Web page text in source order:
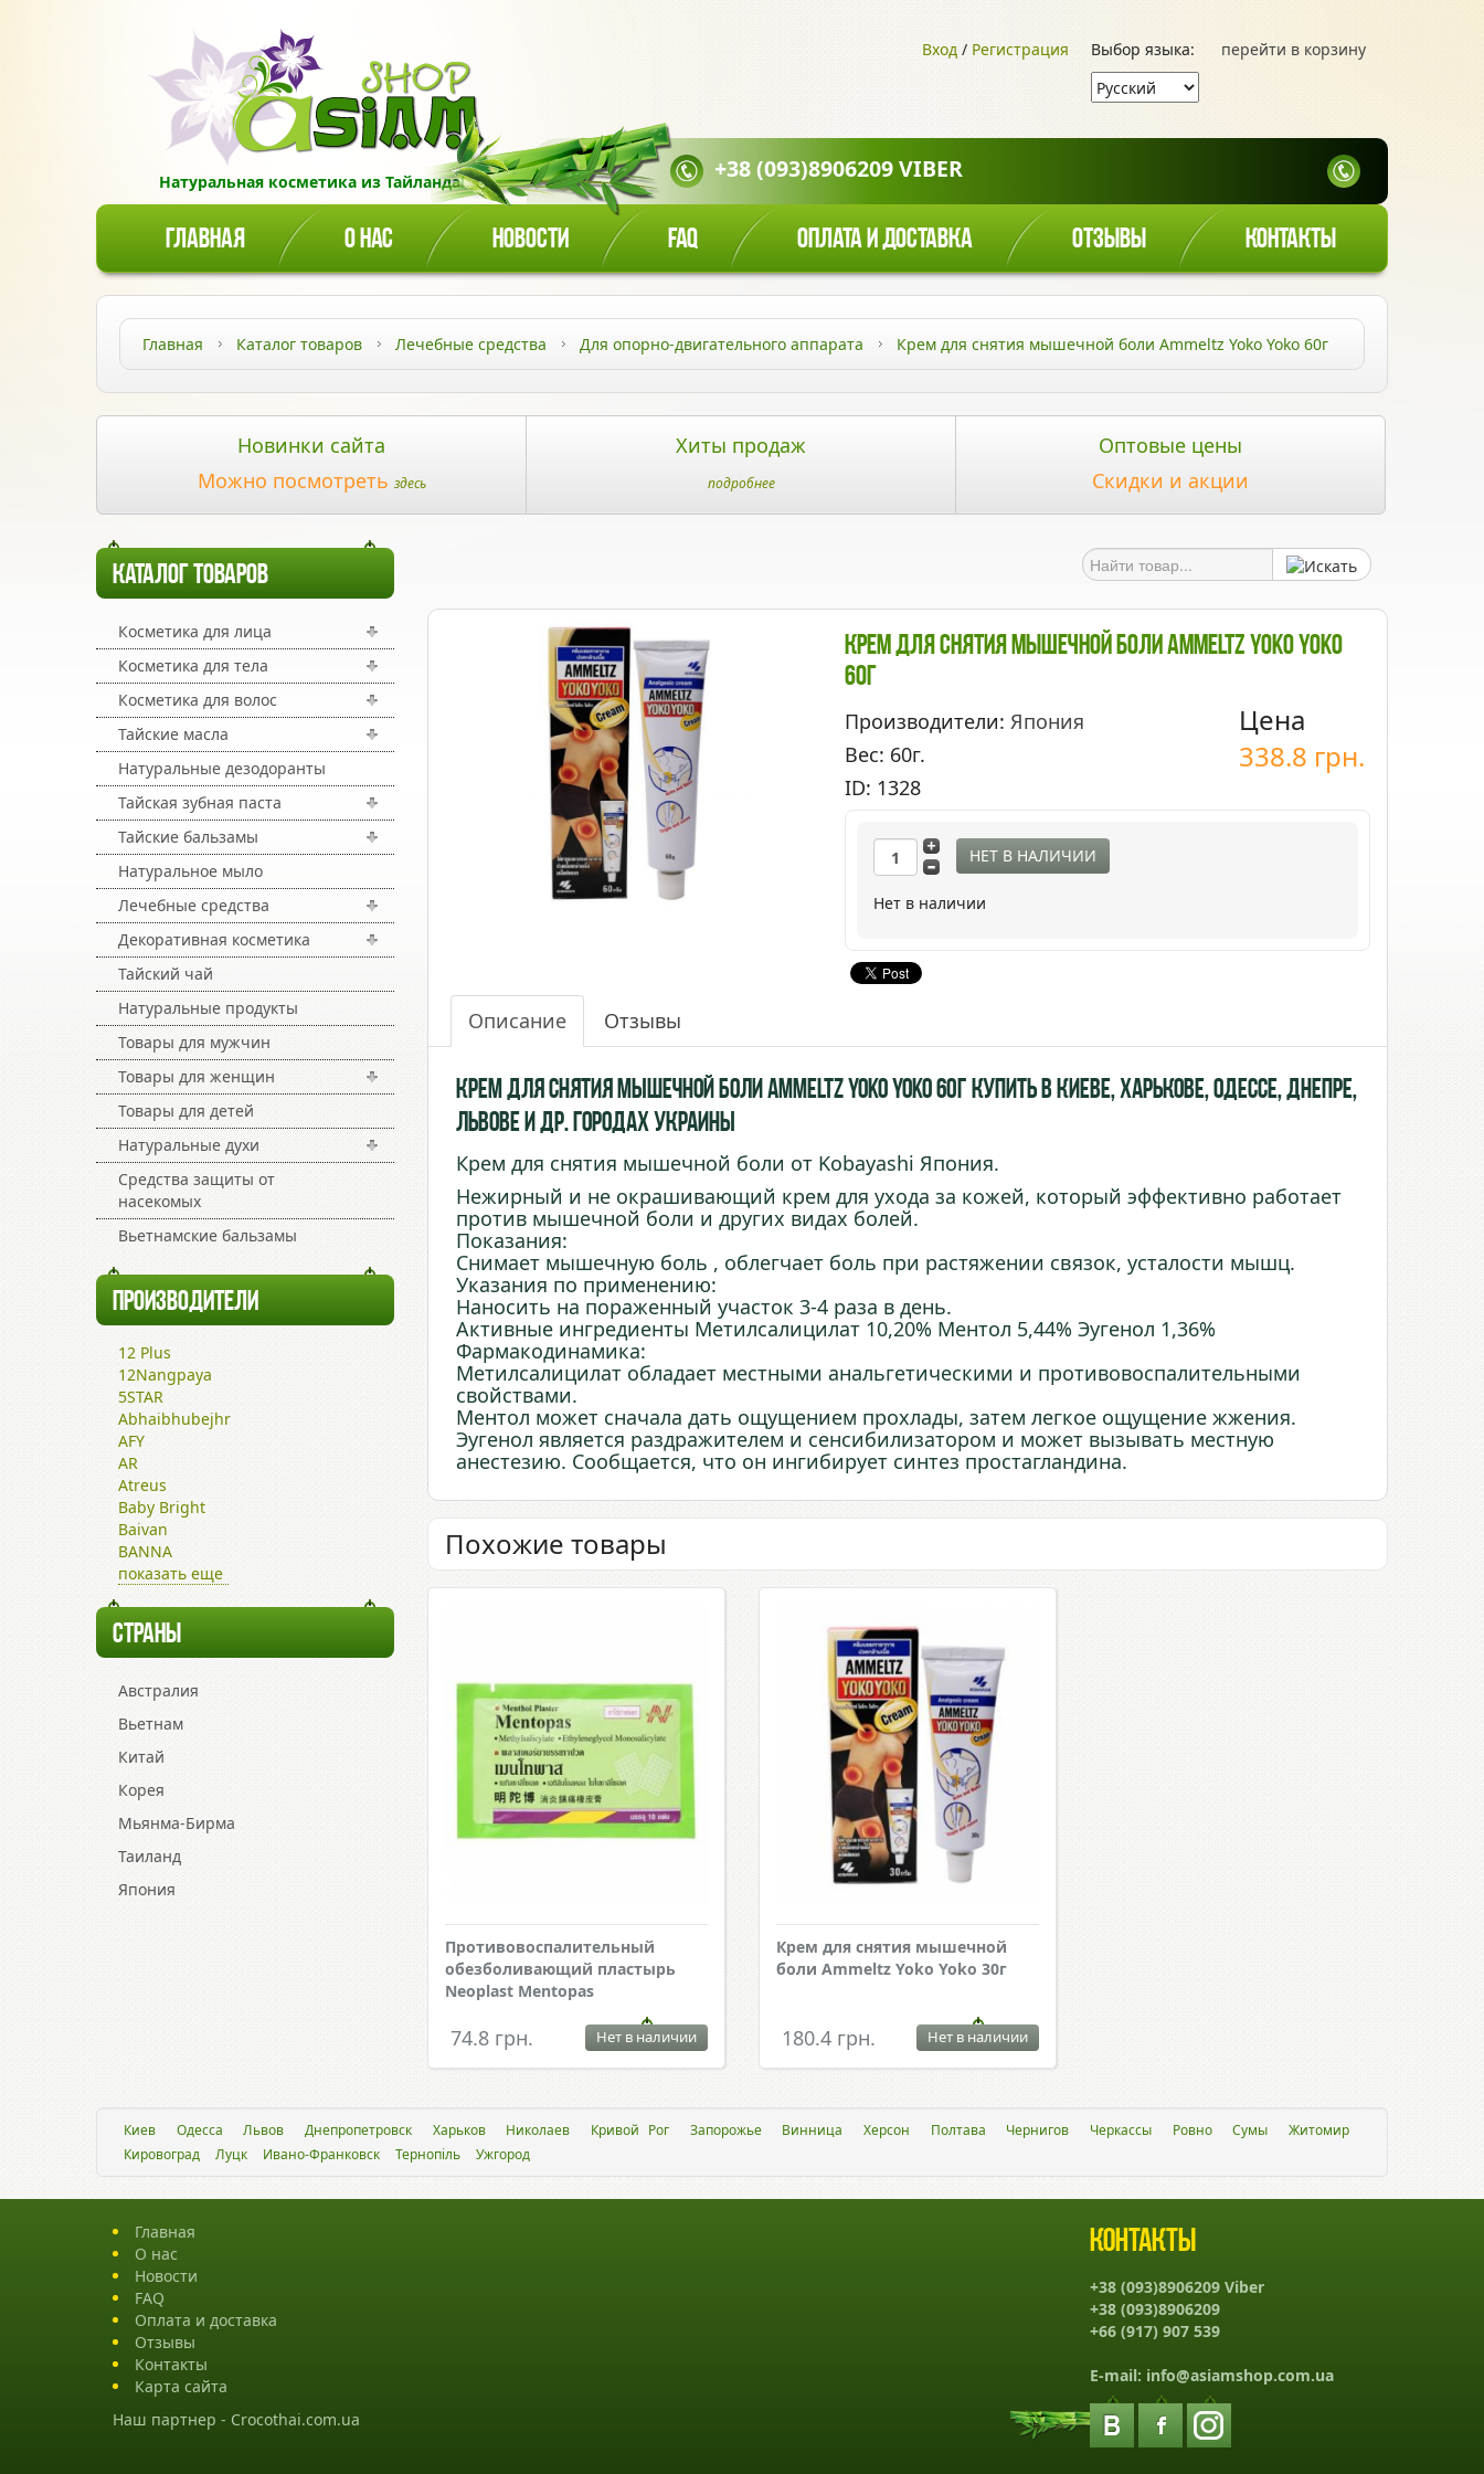
Натуральная косметика из Тайланда!
перейти в корзину
Выбор языка:
Вход / Регистрация
+38 (093)8906209 VIBER
ГЛАВНАЯ О НАС НОВОСТИ FAQ ОПЛАТА И ДОСТАВКА ОТЗЫВЫ КОНТАКТЫ
Главная Каталог товаров Лечебные средства Для опорно-двигательного аппарата Крем для снятия мышечной боли Ammeltz Yoko Yoko 60г
Новинки сайта
Можно посмотреть здесь
Хиты продаж
подробнее
Оптовые цены
Скидки и акции
КАТАЛОГ ТОВАРОВ
Косметика для лица
Косметика для тела
Косметика для волос
Тайские масла
Натуральные дезодоранты
Тайская зубная паста
Тайские бальзамы
Натуральное мыло
Лечебные средства
Декоративная косметика
Тайский чай
Натуральные продукты
Товары для мужчин
Товары для женщин
Товары для детей
Натуральные духи
Средства защиты от
насекомых
Вьетнамские бальзамы
ПРОИЗВОДИТЕЛИ
12 Plus
12Nangpaya
5STAR
Abhaibhubejhr
AFY
AR
Atreus
Baby Bright
Baivan
BANNA
показать еще
СТРАНЫ
Австралия
Вьетнам
Китай
Корея
Мьянма-Бирма
Таиланд
Япония
Крем Для Снятия Мышечной Боли Ammeltz Yoko Yoko
60г
Производители: Япония
Вес: 60г.
ID: 1328
Цена
338.8 грн.
НЕТ В НАЛИЧИИ
Нет в наличии
Описание Отзывы
Крем для снятия мышечной боли Ammeltz Yoko Yoko 60г купить в Киеве, Харькове, Одессе, Днепре,
Львове и др. городах Украины
Крем для снятия мышечной боли от Kobayashi Япония.
Нежирный и не окрашивающий крем для ухода за кожей, который эффективно работает
против мышечной боли и других видах болей.
Показания:
Снимает мышечную боль , облегчает боль при растяжении связок, усталости мышц.
Указания по применению:
Наносить на пораженный участок 3-4 раза в день.
Активные ингредиенты Метилсалицилат 10,20% Ментол 5,44% Эугенол 1,36%
Фармакодинамика:
Метилсалицилат обладает местными анальгетическими и противовоспалительными
свойствами.
Ментол может сначала дать ощущением прохлады, затем легкое ощущение жжения.
Эугенол является раздражителем и сенсибилизатором и может вызывать местную
анестезию. Сообщается, что он ингибирует синтез простагландина.
Похожие товары
Противовоспалительный
обезболивающий пластырь
Neoplast Mentopas
74.8 грн. Нет в наличии
Крем для снятия мышечной
боли Ammeltz Yoko Yoko 30г
180.4 грн. Нет в наличии
Киев Одесса Львов Днепропетровск Харьков Николаев Кривой Рог Запорожье Винница Херсон Полтава Чернигов Черкассы Ровно Сумы
Житомир
Кировоград
Луцк Ивано-Франковск Тернопіль Ужгород
Главная
О нас
Новости
FAQ
Оплата и доставка
Отзывы
Контакты
Карта сайта
Наш партнер - Crocothai.com.ua
Контакты
+38 (093)8906209 Viber
+38 (093)8906209
+66 (917) 907 539
E-mail: info@asiamshop.com.ua